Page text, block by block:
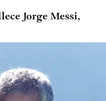
Jorge Messi,